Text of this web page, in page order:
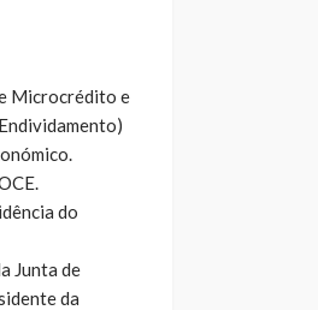
Microcrédito e
do
Junta de
da